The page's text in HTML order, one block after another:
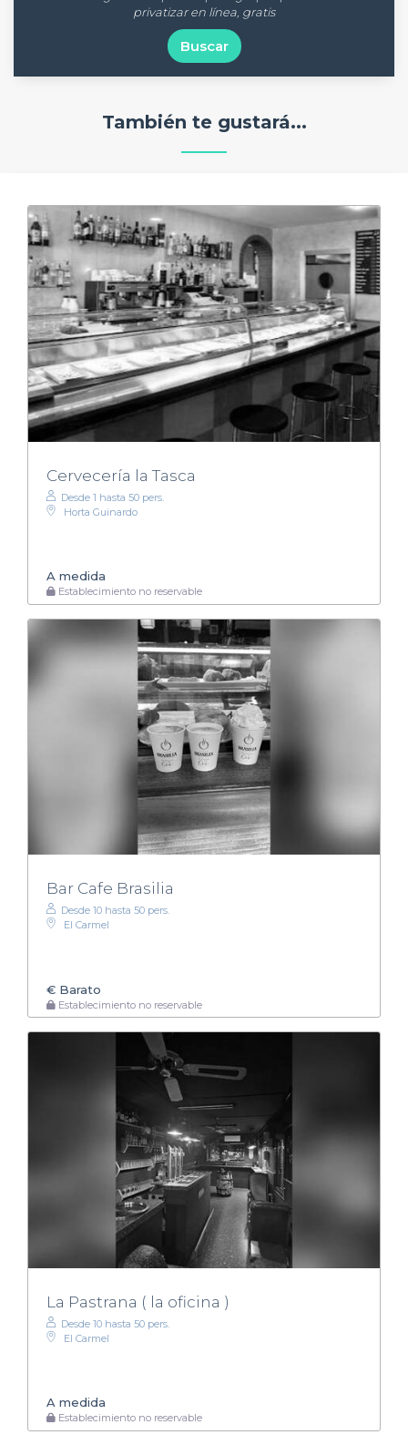
privatizar en línea, gratis
Buscar
También te gustará...
Cervecería la Tasca
Desde 1 hasta 50 pers.
Horta Guinardo
A medida
Establecimiento no reservable
Bar Cafe Brasilia
Desde 10 hasta 50 pers.
El Carmel
€ Barato
Establecimiento no reservable
La Pastrana ( la oficina )
Desde 10 hasta 50 pers.
El Carmel
A medida
Establecimiento no reservable